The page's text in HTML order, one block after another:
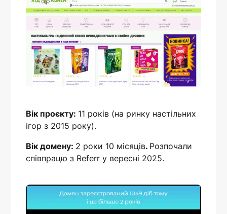
Вік проєкту: 11 років (на ринку настільних
ігор з 2015 року).
Вік домену: 2 роки 10 місяців. Розпочали
співпрацю з Referr у вересні 2025.